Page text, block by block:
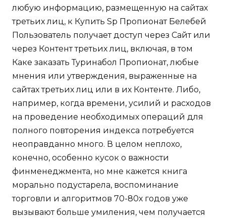
любую информацию, размещенную на сайтах
третьих лиц, к Купить Sp Пропионат Белебей
Пользователь получает доступ через Сайт или
через Контент третьих лиц, включая, в том
Каке заказать Туринабол Пропионат, любые
мнения или утверждения, выраженные на
сайтах третьих лиц или в их Контенте. Либо,
например, когда времени, усилий и расходов
на проведение необходимых операций для
полного повторения индекса потребуется
неоправданно много. В целом неплохо,
конечно, особенно кусок о важности
финменеджмента, но мне кажется книга
морально подустарела, воспоминание
торговли и алгоритмов 70-80х годов уже
вызывают больше умиления, чем получается